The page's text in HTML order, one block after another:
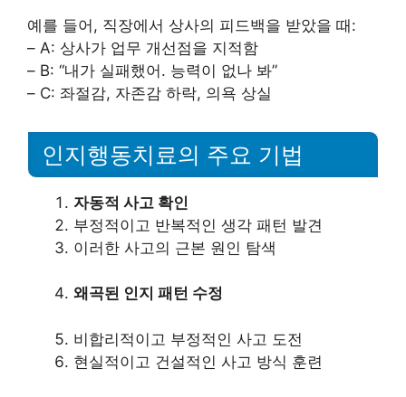
예를 들어, 직장에서 상사의 피드백을 받았을 때:
– A: 상사가 업무 개선점을 지적함
– B: “내가 실패했어. 능력이 없나 봐”
– C: 좌절감, 자존감 하락, 의욕 상실
인지행동치료의 주요 기법
자동적 사고 확인
부정적이고 반복적인 생각 패턴 발견
이러한 사고의 근본 원인 탐색
왜곡된 인지 패턴 수정
비합리적이고 부정적인 사고 도전
현실적이고 건설적인 사고 방식 훈련